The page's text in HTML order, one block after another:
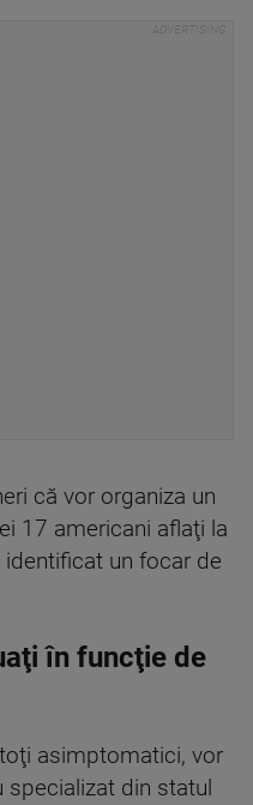
că vor organiza un
17 americani aflaţi la
un focar de
în funcţie de
asimptomatici, vor
din statul